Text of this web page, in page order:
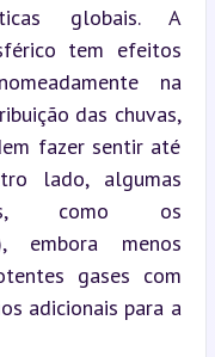
globais. A
tem efeitos
na
das chuvas,
fazer sentir até
lado, algumas
como os
embora menos
gases com
adicionais para a